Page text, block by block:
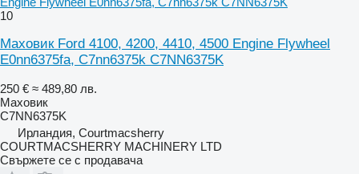
10
Маховик Ford 4100, 4200, 4410, 4500 Engine Flywheel
E0nn6375fa, C7nn6375k C7NN6375K
250 € ≈ 489,80 лв.
Маховик
C7NN6375K
Ирландия, Courtmacsherry
COURTMACSHERRY MACHINERY LTD
Свържете се с продавача